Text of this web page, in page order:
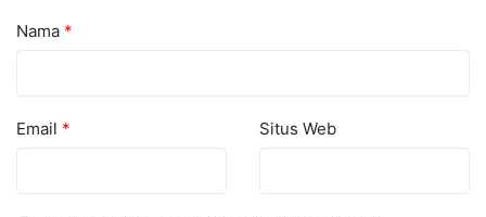
Nama *
Email * Situs Web